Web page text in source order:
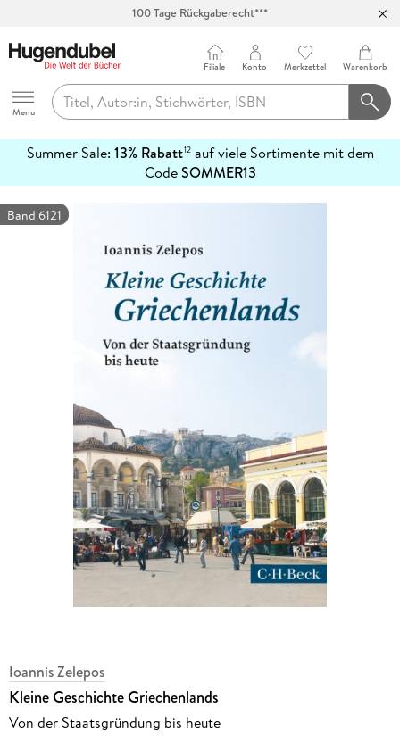
100 Tage Rückgaberecht***
Hugendubel
Menu
Filiale Konto Merkzettel Warenkorb
Summer Sale: 13% Rabatt12auf viele Sortimente mit dem
CodeSOMMER13
erfahren
Band 6121
Ioannis Zelepos
Kleine Geschichte Griechenlands
Von der Staatsgründung bis heute